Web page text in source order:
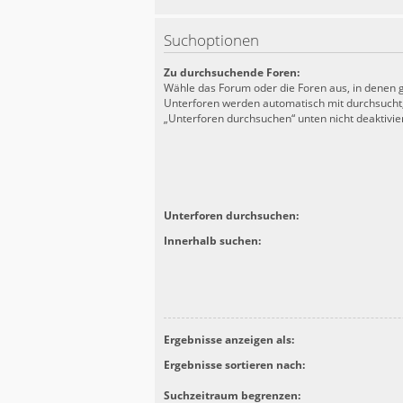
Suchoptionen
Zu durchsuchende Foren:
Wähle das Forum oder die Foren aus, in denen
Unterforen werden automatisch mit
„Unterforen durchsuchen“ unten nicht
Unterforen durchsuchen:
Innerhalb suchen:
Ergebnisse anzeigen als:
Ergebnisse sortieren nach:
Suchzeitraum begrenzen: